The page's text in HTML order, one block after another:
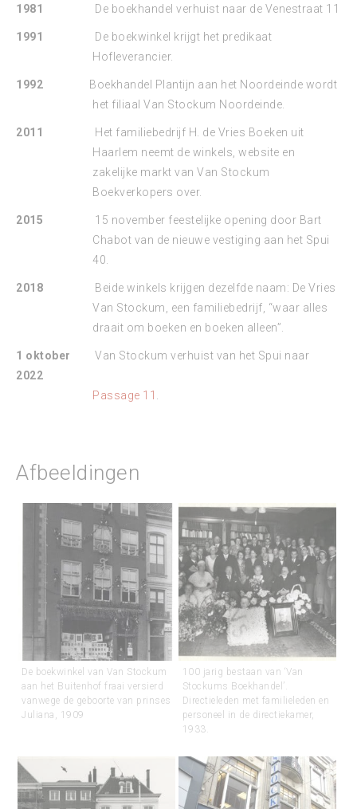
1981 De boekhandel verhuist naar de Venestraat 11
1991
De boekwinkel krijgt het predikaat
Hofleverancier.
1992
Boekhandel Plantijn aan het Noordeinde wordt
het filiaal Van Stockum Noordeinde.
2011
Het familiebedrijf H. de Vries Boeken uit
Haarlem neemt de winkels, website en
zakelijke markt van Van Stockum
Boekverkopers over.
2015
15 november feestelijke opening door Bart
Chabot van de nieuwe vestiging aan het Spui
40.
2018
Beide winkels krijgen dezelfde naam: De Vries
Van Stockum, een familiebedrijf, “waar alles
draait om boeken en boeken alleen”.
1 oktober
2022
Van Stockum verhuist van het Spui naar
Passage 11
Afbeeldingen
De boekwinkel van Van Stockum
aan het Buitenhof fraai versierd
vanwege de geboorte van prinses
Juliana, 1909
100 jarig bestaan van ‘Van
Stockums Boekhandel’.
Directieleden met familieleden en
personeel in de directiekamer,
1933.